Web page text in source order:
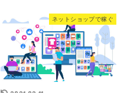
ネットショップで稼ぐ